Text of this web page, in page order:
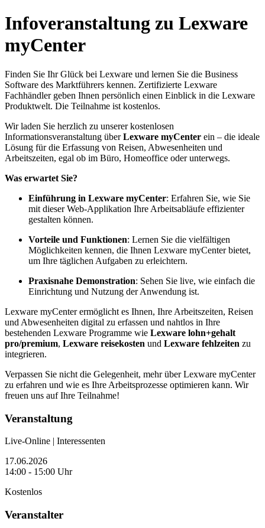
Infoveranstaltung zu Lexware
myCenter
Finden Sie Ihr Glück bei Lexware und lernen Sie die Business
Software des Marktführers kennen. Zertifizierte Lexware
Fachhändler geben Ihnen persönlich einen Einblick in die Lexware
Produktwelt. Die Teilnahme ist kostenlos.
Wir laden Sie herzlich zu unserer kostenlosen
Informationsveranstaltung überLexware myCenter ein – die ideale
Lösung für die Erfassung von Reisen, Abwesenheiten und
Arbeitszeiten, egal ob im Büro, Homeoffice oder unterwegs.
Was erwartet Sie?
Einführung in Lexware myCenter: Erfahren Sie, wie Sie
mit dieser Web-Applikation Ihre Arbeitsabläufe effizienter
gestalten können.
Vorteile und Funktionen: Lernen Sie die vielfältigen
Möglichkeiten kennen, die Ihnen Lexware myCenter bietet,
um Ihre täglichen Aufgaben zu erleichtern.
Praxisnahe Demonstration: Sehen Sie live, wie einfach die
Einrichtung und Nutzung der Anwendung ist.
Lexware myCenter ermöglicht es Ihnen, Ihre Arbeitszeiten, Reisen
und Abwesenheiten digital zu erfassen und nahtlos in Ihre
bestehenden Lexware Programme wie Lexware lohn+gehalt
pro/premium, Lexware reisekosten und Lexware fehlzeiten zu
integrieren.
Verpassen Sie nicht die Gelegenheit, mehr über Lexware myCenter
zu erfahren und wie es Ihre Arbeitsprozesse optimieren kann. Wir
freuen uns auf Ihre Teilnahme!
Veranstaltung
Live-Online | Interessenten
17.06.2026
14:00 - 15:00 Uhr
Kostenlos
Veranstalter